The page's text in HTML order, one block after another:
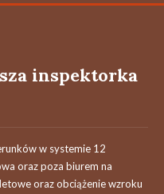
inspektorka
w systemie 12
oraz poza biurem na
oraz obciążenie wzroku